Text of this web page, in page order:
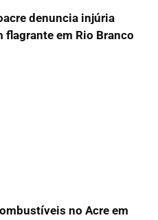
denuncia injúria
flagrante em Rio Branco
no Acre em